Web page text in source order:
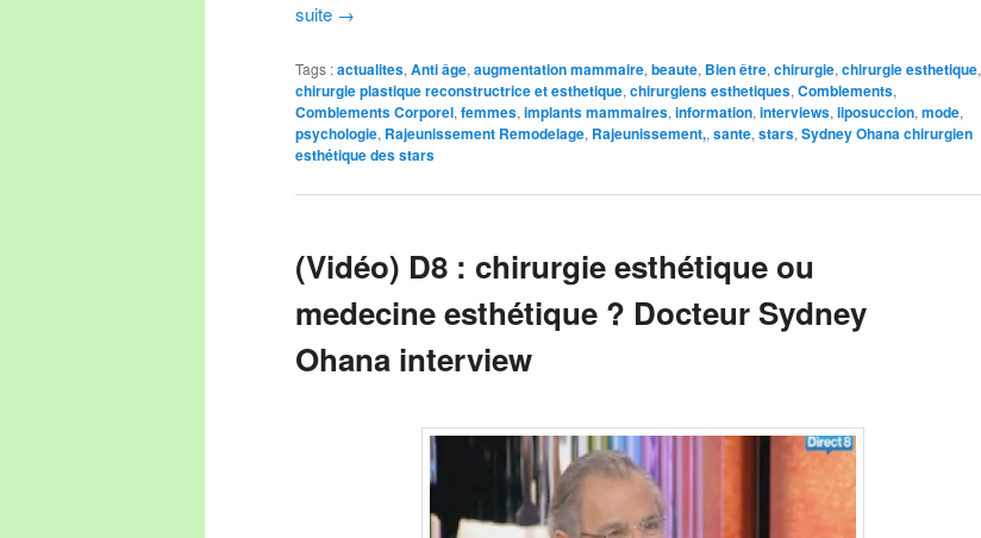
suite →
Tags :actualites, Anti âge, augmentation mammaire, beaute, Bien être, chirurgie, chirurgie esthetique,
chirurgie plastique reconstructrice et esthetique, chirurgiens esthetiques, Comblements,
Comblements Corporel, femmes, implants mammaires, information, interviews, liposuccion, mode,
psychologie, Rajeunissement Remodelage, Rajeunissement,, sante, stars, Sydney Ohana chirurgien
esthétique des stars
(Vidéo) D8 : chirurgie esthétique ou
medecine esthétique ? Docteur Sydney
Ohana interview